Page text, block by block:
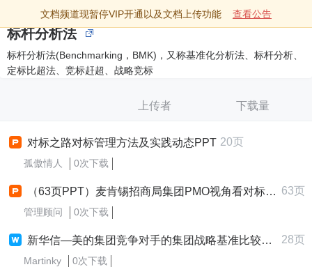
文档频道现暂停VIP开通以及文档上传功能 查看公告
标杆分析法
标杆分析法(Benchmarking，BMK)，又称基准化分析法、标杆分析、
定标比超法、竞标赶超、战略竞标
上传者 下载量
对标之路对标管理方法及实践动态PPT 20页
孤傲情人 0次下载
（63页PPT）麦肯锡招商局集团PMO视角看对标管理 63页
管理顾问 0次下载
新华信—美的集团竞争对手的集团战略基准比较和竞争咨询项目建议 28页
Martinky 0次下载